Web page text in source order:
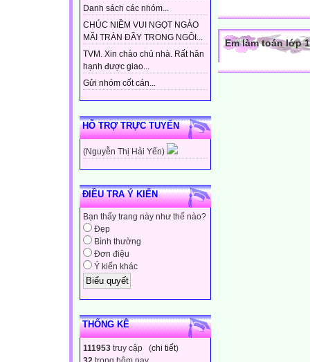
Danh sách các nhóm...
CHÚC NIỀM VUI NGỌT NGÀO
MÃI TRÀN ĐẦY TRONG NGÔI...
TVM. Xin chào chủ nhà. Rất hân
hạnh được giao...
Gửi nhóm cốt cán...
HỖ TRỢ TRỰC TUYẾN
(Nguyễn Thị Hải Yến)
ĐIỀU TRA Ý KIẾN
Bạn thấy trang này như thế nào?
Đẹp
Bình thường
Đơn điệu
Ý kiến khác
THỐNG KÊ
111953 truy cập (chi tiết)
Em làm toán lớp 1